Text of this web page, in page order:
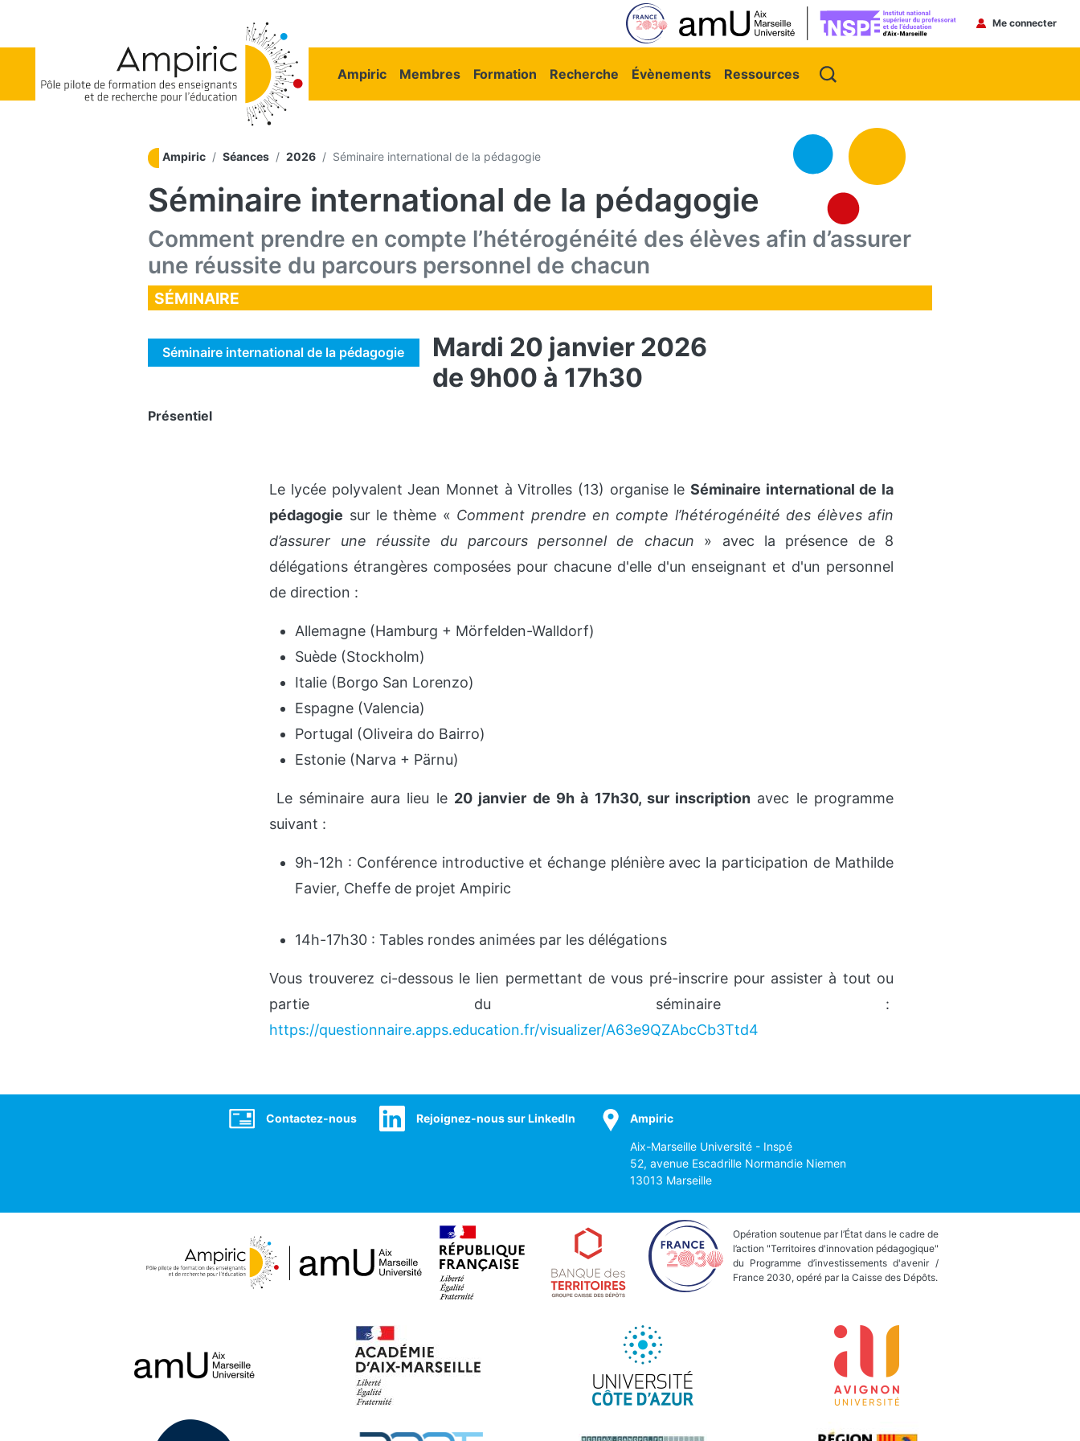
Menu
Me connecter
Navigation principale
Ampiric Membres Formation Recherche Évènements Ressources
Ampiric Séances 2026 Séminaire international de la pédagogie
Séminaire international de la pédagogie
Comment prendre en compte l’hétérogénéité des élèves afin d’assurer
une réussite du parcours personnel de chacun
SÉMINAIRE
Séminaire international de la pédagogie
Mardi 20 janvier 2026
de 9h00 à 17h30
Présentiel
Le lycée polyvalent Jean Monnet à Vitrolles (13) organise le Séminaire international de la
pédagogie sur le thème « Comment prendre en compte l’hétérogénéité des élèves afin
d’assurer une réussite du parcours personnel de chacun » avec la présence de 8
délégations étrangères composées pour chacune d'elle d'un enseignant et d'un personnel
de direction :
Allemagne (Hamburg + Mörfelden-Walldorf)
Suède (Stockholm)
Italie (Borgo San Lorenzo)
Espagne (Valencia)
Portugal (Oliveira do Bairro)
Estonie (Narva + Pärnu)
Le séminaire aura lieu le 20 janvier de 9h à 17h30, sur inscription avec le programme
suivant :
9h-12h : Conférence introductive et échange plénière avec la participation de Mathilde
Favier, Cheffe de projet Ampiric
14h-17h30 : Tables rondes animées par les délégations
Vous trouverez ci-dessous le lien permettant de vous pré-inscrire pour assister à tout ou
partie du séminaire :
https://questionnaire.apps.education.fr/visualizer/A63e9QZAbcCb3Ttd4
SocialContactez-nous Rejoignez-nous sur LinkedIn Ampiric
Aix-Marseille Université - Inspé
52, avenue Escadrille Normandie Niemen
13013 Marseille
Opération soutenue par l’État dans le cadre de
l’action "Territoires d'innovation pédagogique"
du Programme d’investissements d'avenir /
France 2030, opéré par la Caisse des Dépôts.